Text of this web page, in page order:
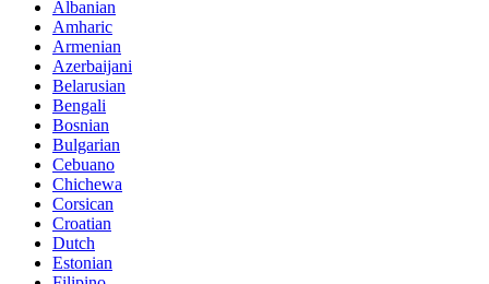
Albanian
Amharic
Armenian
Azerbaijani
Belarusian
Bengali
Bosnian
Bulgarian
Cebuano
Chichewa
Corsican
Croatian
Dutch
Estonian